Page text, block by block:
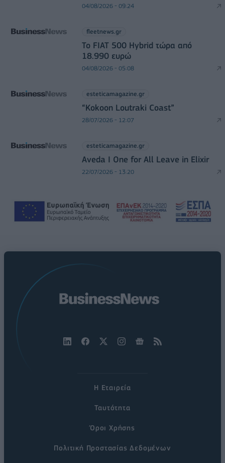
04/08/2026 - 09:24
fleetnews.gr
Το FIAT 500 Hybrid τώρα από
18.990 ευρώ
04/08/2026 - 05:08
esteticamagazine.gr
“Kokoon Loutraki Coast”
28/07/2026 - 12:07
esteticamagazine.gr
Aveda I One for All Leave in Elixir
22/07/2026 - 13:20
Η Εταιρεία
Ταυτότητα
Όροι Χρήσης
Πολιτική Προστασίας Δεδομένων